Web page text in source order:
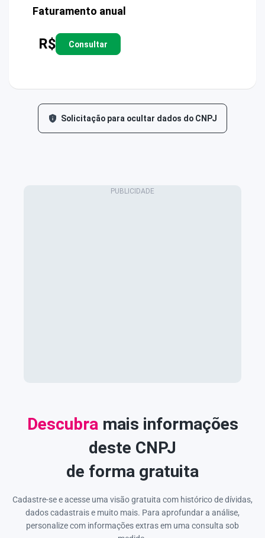
Faturamento anual
R$ Consultar
Solicitação para ocultar dados do CNPJ
Descubra mais informações
deste CNPJ
de forma gratuita
Cadastre-se e acesse uma visão gratuita com histórico de dívidas,
dados cadastrais e muito mais. Para aprofundar a análise,
personalize com informações extras em uma consulta sob